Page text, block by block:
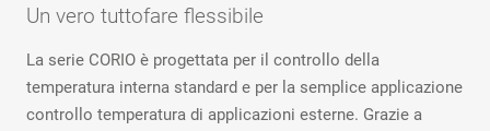
Un vero tuttofare flessibile
La serie CORIO è progettata per il controllo della
temperatura interna standard e per la semplice applicazione
controllo temperatura di applicazioni esterne. Grazie a